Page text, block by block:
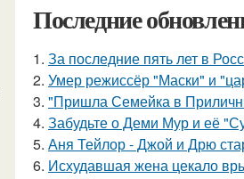
Последние
1. За последние пять лет в
2. Умер режиссёр "Маски" и
3. "Пришла Семейка в
4. Забудьте о Деми Мур и её
5. Аня Тейлор - Джой и Дрю
6. Исхудавшая жена цекало